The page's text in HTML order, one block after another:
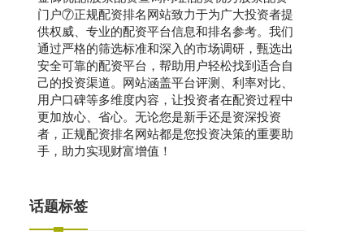
门户⑦正规配资排名网站致力于为广大投资者提
供权威、专业的配资平台信息和排名参考。我们
通过严格的筛选标准和深入的市场调研，甄选出
安全可靠的配资平台，帮助用户轻松找到适合自
己的投资渠道。网站涵盖平台评测、利率对比、
用户口碑等多维度内容，让投资者在配资过程中
更加放心、省心。无论您是新手还是资深投资
者，正规配资排名网站都是您投资决策的重要助
手，助力实现财富增值！
话题标签